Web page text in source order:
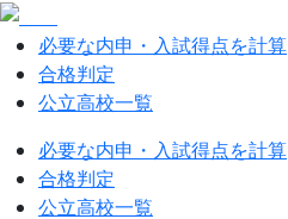
必要な内申・入試得点を計算
合格判定
公立高校一覧
必要な内申・入試得点を計算
合格判定
公立高校一覧